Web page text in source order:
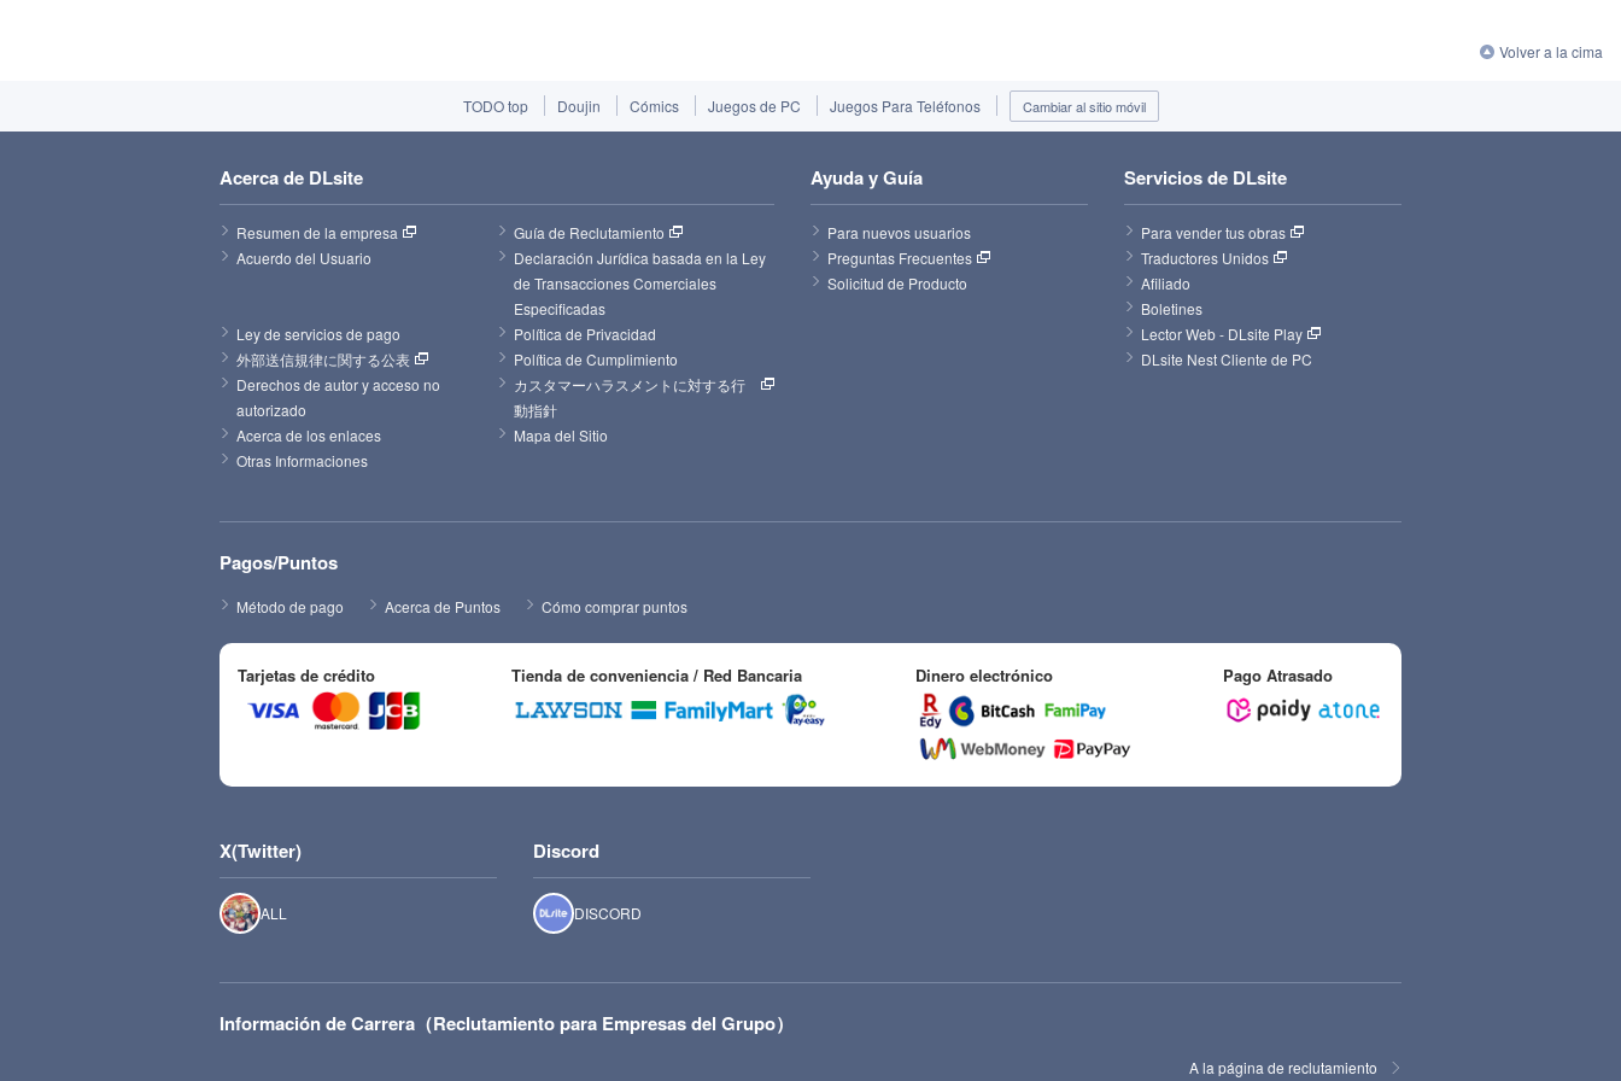
Volver a la cima
TODO top Doujin Cómics Juegos de PC Juegos Para Teléfonos Cambiar al sitio móvil
Acerca de DLsite
Resumen de la empresa
Guía de Reclutamiento
Acuerdo del Usuario
Declaración Jurídica basada en la Ley
de Transacciones Comerciales
Especificadas
Ley de servicios de pago
Política de Privacidad
外部送信規律に関する公表
Política de Cumplimiento
Derechos de autor y acceso no
autorizado
カスタマーハラスメントに対する行
動指針
Acerca de los enlaces
Mapa del Sitio
Otras Informaciones
Ayuda y Guía
Para nuevos usuarios
Preguntas Frecuentes
Solicitud de Producto
Servicios de DLsite
Para vender tus obras
Traductores Unidos
Afiliado
Boletines
Lector Web - DLsite Play
DLsite Nest Cliente de PC
Pagos/Puntos
Método de pago Acerca de Puntos Cómo comprar puntos
Tarjetas de crédito Tienda de conveniencia / Red Bancaria Dinero electrónico Pago Atrasado
X(Twitter)
ALL
Discord
DISCORD
Información de Carrera（Reclutamiento para Empresas del Grupo）
A la página de reclutamiento